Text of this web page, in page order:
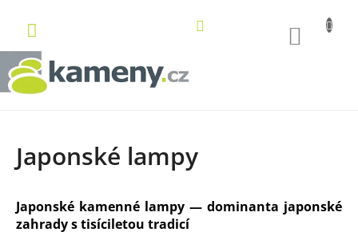
obsah
Japonské lampy
Japonské kamenné lampy — dominanta japonské
zahrady s tisíciletou tradicí